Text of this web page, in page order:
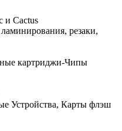
и Cactus
резаки,
картриджи-Чипы
Устройства, Карты флэш